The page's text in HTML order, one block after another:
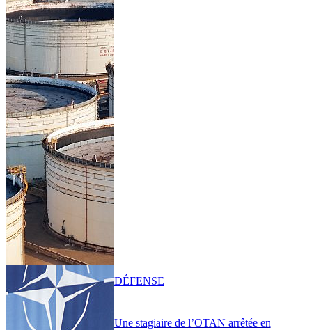
Une stagiaire de l’OTAN arrêtée en
DÉFENSE